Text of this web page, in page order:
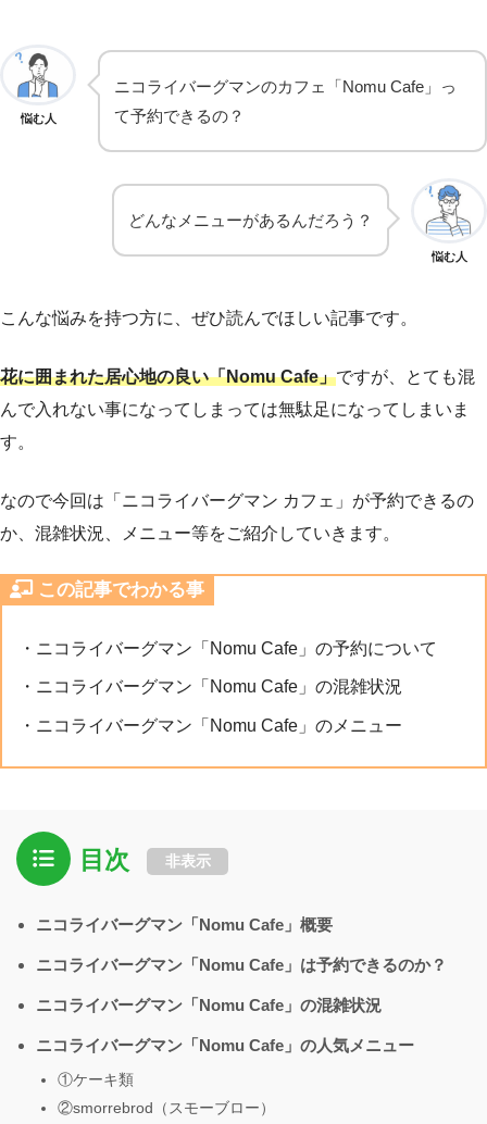
悩む人
ニコライバーグマンのカフェ「Nomu Cafe」っ
て予約できるの？
悩む人
どんなメニューがあるんだろう？
こんな悩みを持つ方に、ぜひ読んでほしい記事です。
花に囲まれた居心地の良い「Nomu Cafe」ですが、とても混
んで入れない事になってしまっては無駄足になってしまいま
す。
なので今回は「ニコライバーグマン カフェ」が予約できるの
か、混雑状況、メニュー等をご紹介していきます。
この記事でわかる事
・ニコライバーグマン「Nomu Cafe」の予約について
・ニコライバーグマン「Nomu Cafe」の混雑状況
・ニコライバーグマン「Nomu Cafe」のメニュー
目次 非表示
ニコライバーグマン「Nomu Cafe」概要
ニコライバーグマン「Nomu Cafe」は予約できるのか？
ニコライバーグマン「Nomu Cafe」の混雑状況
ニコライバーグマン「Nomu Cafe」の人気メニュー
①ケーキ類
②smorrebrod（スモーブロー）